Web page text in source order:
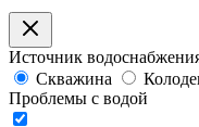
Источник
Скважина
Проблемы с водой